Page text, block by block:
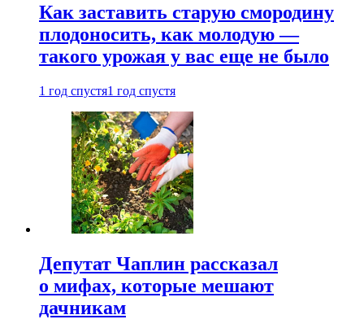
Как заставить старую смородину
плодоносить, как молодую —
такого урожая у вас еще не было
1 год спустя1 год спустя
Депутат Чаплин рассказал
о мифах, которые мешают
дачникам